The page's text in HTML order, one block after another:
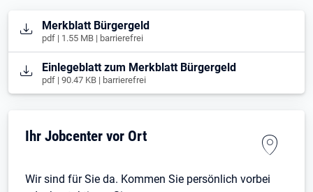
Öffnet in neuem Tab
Merkblatt Bürgergeld
pdf | 1.55 MB | barrierefrei
Öffnet in neuem Tab
Einlegeblatt zum Merkblatt Bürgergeld
pdf | 90.47 KB | barrierefrei
Ihr Jobcenter vor Ort
Wir sind für Sie da. Kommen Sie persönlich vorbei